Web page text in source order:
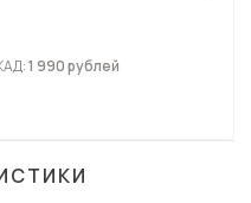
1 990 рублей